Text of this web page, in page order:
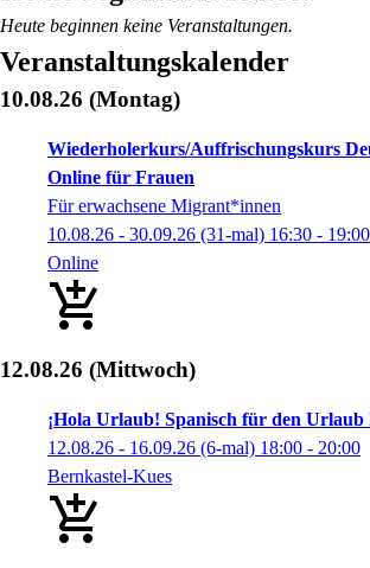
Heute beginnen keine Veranstaltungen.
Veranstaltungskalender
10.08.26 (Montag)
Wiederholerkurs/Auffrischungskurs
Online für Frauen
Für erwachsene Migrant*innen
10.08.26 - 30.09.26 (31-mal) 16:30 - 19:00
Online
12.08.26 (Mittwoch)
¡Hola Urlaub! Spanisch für den
12.08.26 - 16.09.26 (6-mal) 18:00 - 20:00
Bernkastel-Kues